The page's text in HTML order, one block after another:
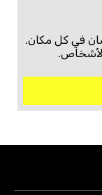
في كل مكان.
الأشخاص.